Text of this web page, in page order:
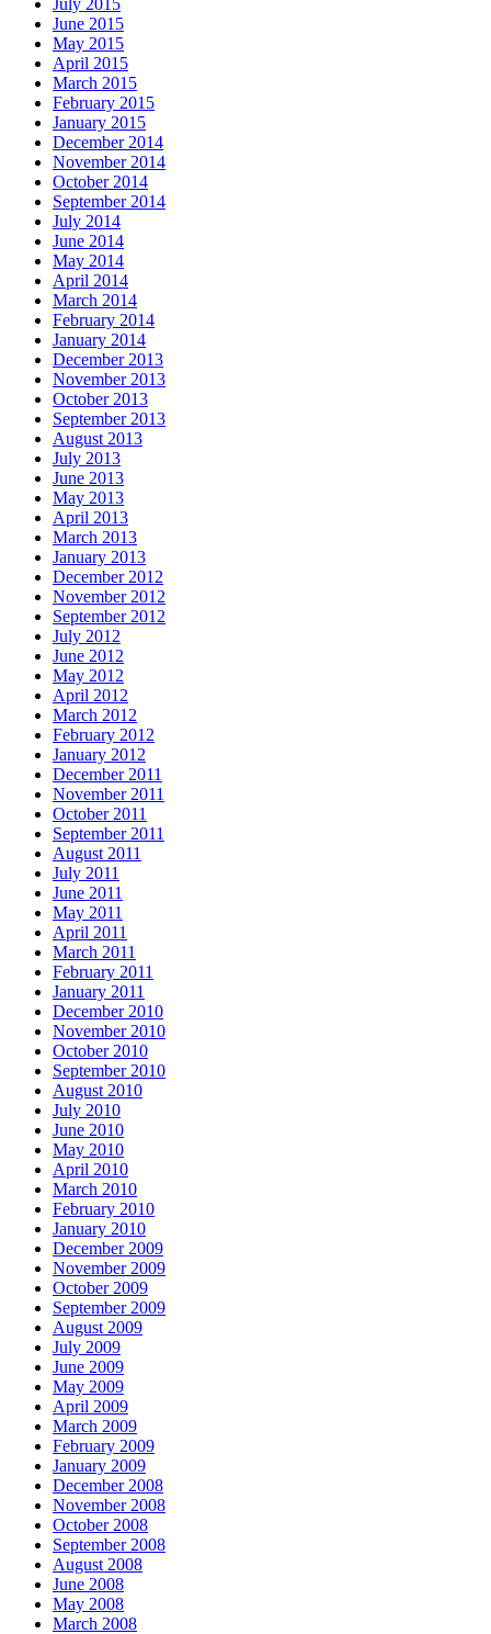
July 2015
June 2015
May 2015
April 2015
March 2015
February 2015
January 2015
December 2014
November 2014
October 2014
September 2014
July 2014
June 2014
May 2014
April 2014
March 2014
February 2014
January 2014
December 2013
November 2013
October 2013
September 2013
August 2013
July 2013
June 2013
May 2013
April 2013
March 2013
January 2013
December 2012
November 2012
September 2012
July 2012
June 2012
May 2012
April 2012
March 2012
February 2012
January 2012
December 2011
November 2011
October 2011
September 2011
August 2011
July 2011
June 2011
May 2011
April 2011
March 2011
February 2011
January 2011
December 2010
November 2010
October 2010
September 2010
August 2010
July 2010
June 2010
May 2010
April 2010
March 2010
February 2010
January 2010
December 2009
November 2009
October 2009
September 2009
August 2009
July 2009
June 2009
May 2009
April 2009
March 2009
February 2009
January 2009
December 2008
November 2008
October 2008
September 2008
August 2008
June 2008
May 2008
March 2008